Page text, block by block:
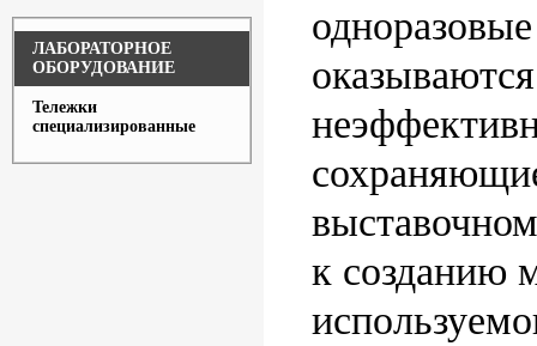
ЛАБОРАТОРНОЕ
ОБОРУДОВАНИЕ
Тележки
специализированные
к созданию